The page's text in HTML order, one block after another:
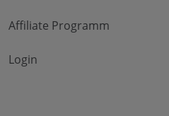
Affiliate Programm
Login